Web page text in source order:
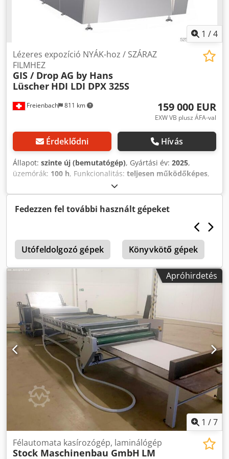
1 /4
Freienbach 811 km
Lézeres expozíció NYÁK-hoz / SZÁRAZ
FILMHEZ
GIS / Drop AG by Hans
Lüscher HDI LDI DPX 325S
159 000 EUR
EXW VB plusz ÁFA-val
Érdeklődni Hívás
Állapot: szinte új (bemutatógép), Gyártási év: 2025,
üzemórák: 100 h, Funkcionalitás: teljesen működőképes,
Kiállítási HDI LDI (lézeres közvetlen képalkotás) gép
nyomtatott áramköri lapokhoz – PCB megvilágítás. A
berendezés a Productronica 2025 müncheni vásáron volt
kiállítva, jelenleg demóközpontunkban, Veldenben /
lézerhullámhossz / 30 watt teljesítmény Process L/S 25 µm
MP L/S 45 µm Djdpfx Asw T Si Noa Iowa
Fedezzen fel további használt gépeket
Utófeldolgozó gépek Könyvkötő gépek
Apróhirdetés
1 /7
Félautomata kasírozógép, laminálógép
Stock Maschinenbau GmbH LM